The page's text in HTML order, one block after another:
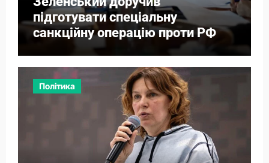
підготувати спеціальну
санкційну операцію проти РФ
Політика